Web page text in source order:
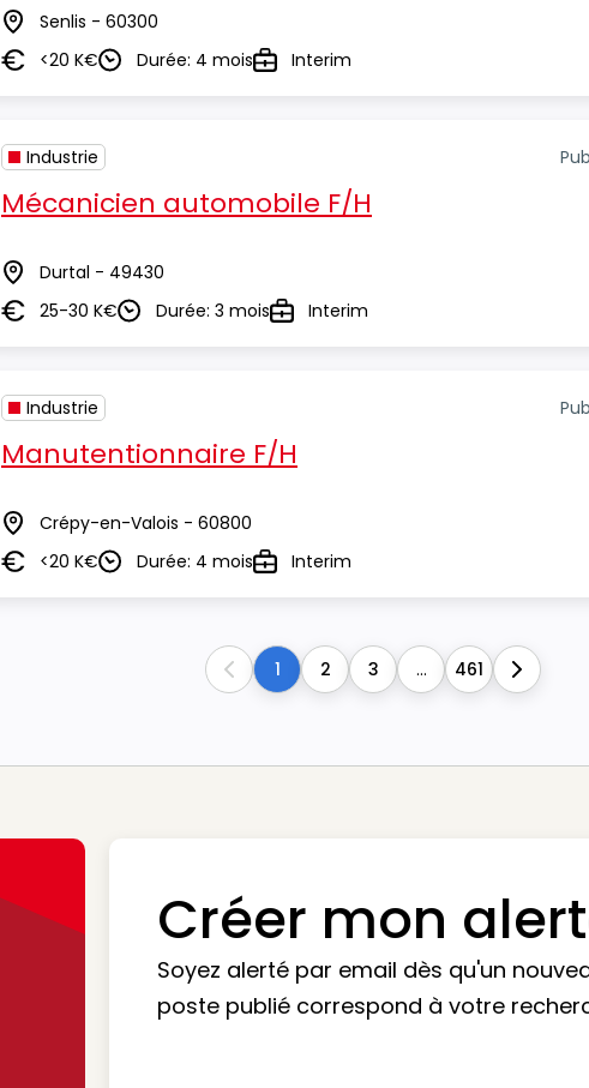
Lieu Senlis - 60300
Salaire<20 K€DuréeDurée: 4 moisTypeInterim
Industrie
Mécanicien automobile F/H
Lieu Durtal - 49430
Salaire25-30 K€DuréeDurée: 3 moisTypeInterim
Industrie
Manutentionnaire F/H
Lieu Crépy-en-Valois - 60800
Salaire<20 K€DuréeDurée: 4 moisTypeInterim
Previous
1 2 3 ... 461 Next
Créer mon
Soyez alerté par email dès qu'un
poste publié correspond à votre